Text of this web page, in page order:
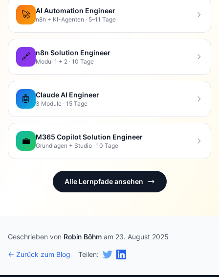
🚀 AI Automation Engineer
n8n + KI-Agenten · 5–11 Tage
🔗 n8n Solution Engineer
Modul 1 + 2 · 10 Tage
🤖 Claude AI Engineer
3 Module · 15 Tage
💼 M365 Copilot Solution Engineer
Grundlagen + Studio · 10 Tage
Alle Lernpfade ansehen
Geschrieben von Robin Böhm am 23. August 2025
← Zurück zum Blog Teilen: